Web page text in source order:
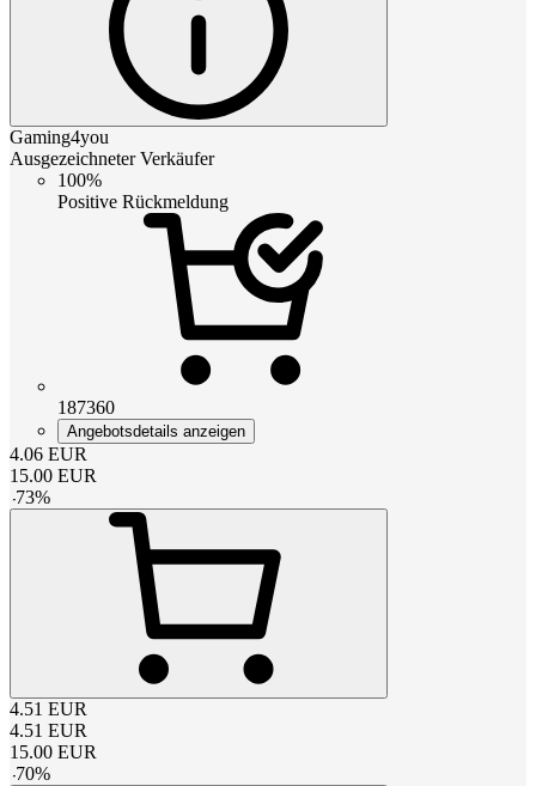
Gaming4you
Ausgezeichneter Verkäufer
100%
Positive Rückmeldung
187360
Angebotsdetails anzeigen
4.06 EUR
15.00 EUR
-73%
4.51 EUR
4.51 EUR
15.00 EUR
-70%